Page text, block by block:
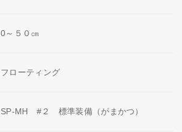
0～５０㎝
フローティング
SP-MH #２ 標準装備（がまかつ）